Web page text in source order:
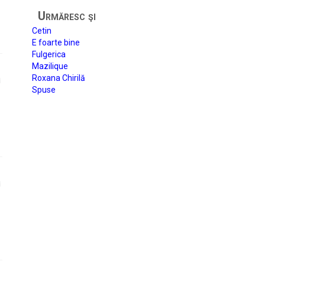
Urmăresc şi
Cetin
E foarte bine
Fulgerica
Mazilique
Roxana Chirilă
Spuse